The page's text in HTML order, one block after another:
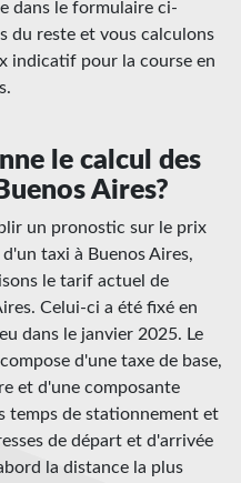
dans le formulaire ci-
du reste et vous calculons
indicatif pour la course en
le calcul des
Aires?
un pronostic sur le prix
taxi à Buenos Aires,
le tarif actuel de
Celui-ci a été fixé en
dans le janvier 2025. Le
d'une taxe de base,
et d'une composante
temps de stationnement et
de départ et d'arrivée
la distance la plus